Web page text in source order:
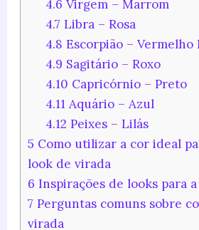
4.6 Virgem – Marrom
4.7 Libra – Rosa
4.8 Escorpião – Vermelho
4.9 Sagitário – Roxo
4.10 Capricórnio – Preto
4.11 Aquário – Azul
4.12 Peixes – Lilás
5 Como utilizar a cor ideal
look de virada
6 Inspirações de looks para
7 Perguntas comuns sobre
virada